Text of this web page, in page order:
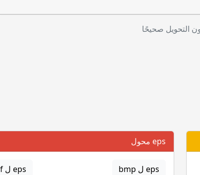
التحويل صحيحًا
eps محول
eps ل bmp eps ل gif